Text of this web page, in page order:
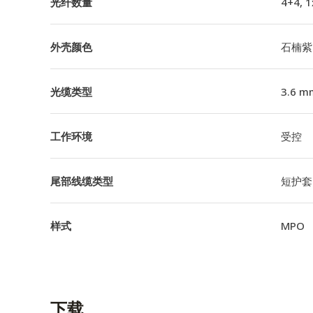
外壳颜色 石楠紫
光缆类型 3.6
工作环境 受控
尾部线缆类型 短护套
样式 MPO